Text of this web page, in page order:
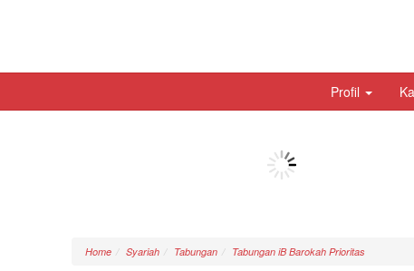
Profil
Home Syariah Tabungan Tabungan iB Barokah Prioritas